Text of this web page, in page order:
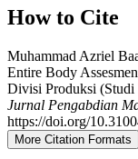
How to Cite
Muhammad Azriel
Entire Body
Divisi Produksi (Studi
Jurnal Pengabdian
https://doi.org/
More Citation Formats